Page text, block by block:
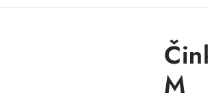
M